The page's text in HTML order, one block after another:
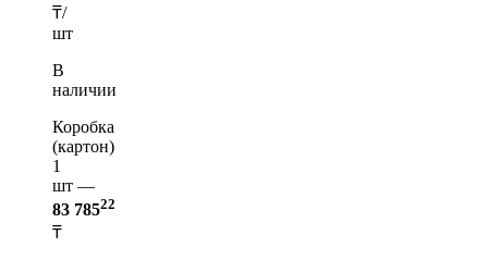
₸/
шт
В
наличии
Коробка
(картон)
1
шт —
83 78522
₸